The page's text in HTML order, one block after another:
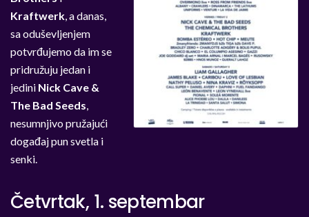
Kraftwerk , a danas,
sa oduševljenjem
potvrđujemo da im se
pridružuju jedan i
jedini Nick Cave &
The Bad Seeds
nesumnjivo pružajući
događaj pun svetla i
senki.
Četvrtak, 1. septembar